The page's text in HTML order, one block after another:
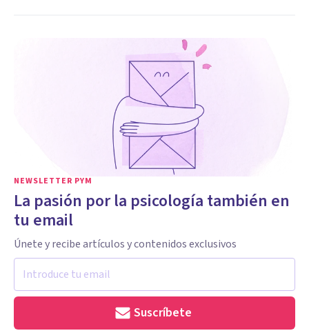
NEWSLETTER PYM
La pasión por la psicología también en
tu email
Únete y recibe artículos y contenidos exclusivos
Suscríbete